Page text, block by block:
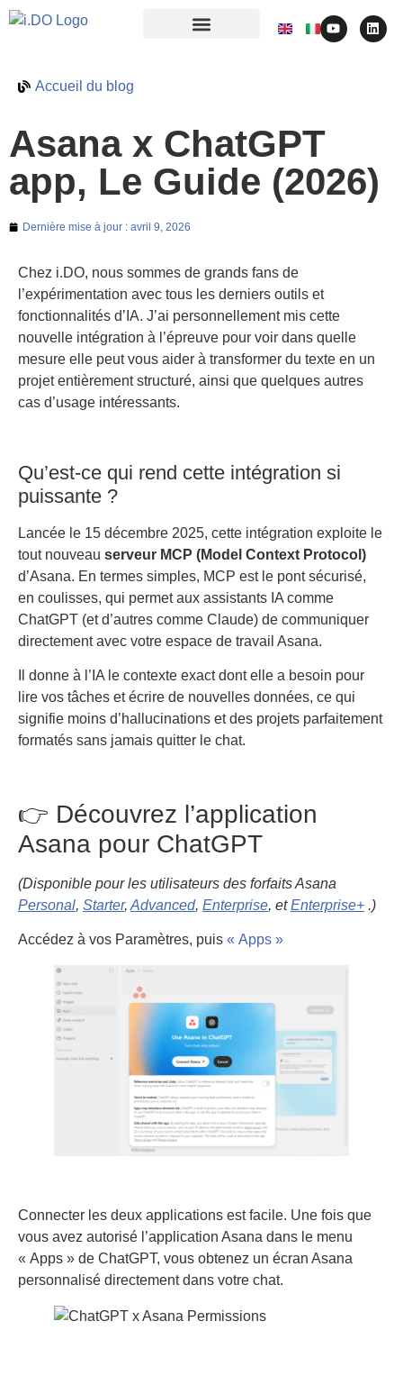
Accueil du blog
Asana x ChatGPT
app, Le Guide (2026)
Dernière mise à jour : avril 9, 2026
Chez i.DO, nous sommes de grands fans de
l’expérimentation avec tous les derniers outils et
fonctionnalités d’IA. J’ai personnellement mis cette
nouvelle intégration à l’épreuve pour voir dans quelle
mesure elle peut vous aider à transformer du texte en un
projet entièrement structuré, ainsi que quelques autres
cas d’usage intéressants.
Qu’est-ce qui rend cette intégration si
puissante ?
Lancée le 15 décembre 2025, cette intégration exploite le
tout nouveau serveur MCP (Model Context Protocol)
d’Asana. En termes simples, MCP est le pont sécurisé,
en coulisses, qui permet aux assistants IA comme
ChatGPT (et d’autres comme Claude) de communiquer
directement avec votre espace de travail Asana.
Il donne à l’IA le contexte exact dont elle a besoin pour
lire vos tâches et écrire de nouvelles données, ce qui
signifie moins d’hallucinations et des projets parfaitement
formatés sans jamais quitter le chat.
👉 Découvrez l’application
Asana pour ChatGPT
(Disponible pour les utilisateurs des forfaits Asana
Personal, Starter, Advanced, Enterprise, etEnterprise+ .)
Accédez à vos Paramètres, puis « Apps »
Connecter les deux applications est facile. Une fois que
vous avez autorisé l’application Asana dans le menu
« Apps » de ChatGPT, vous obtenez un écran Asana
personnalisé directement dans votre chat.